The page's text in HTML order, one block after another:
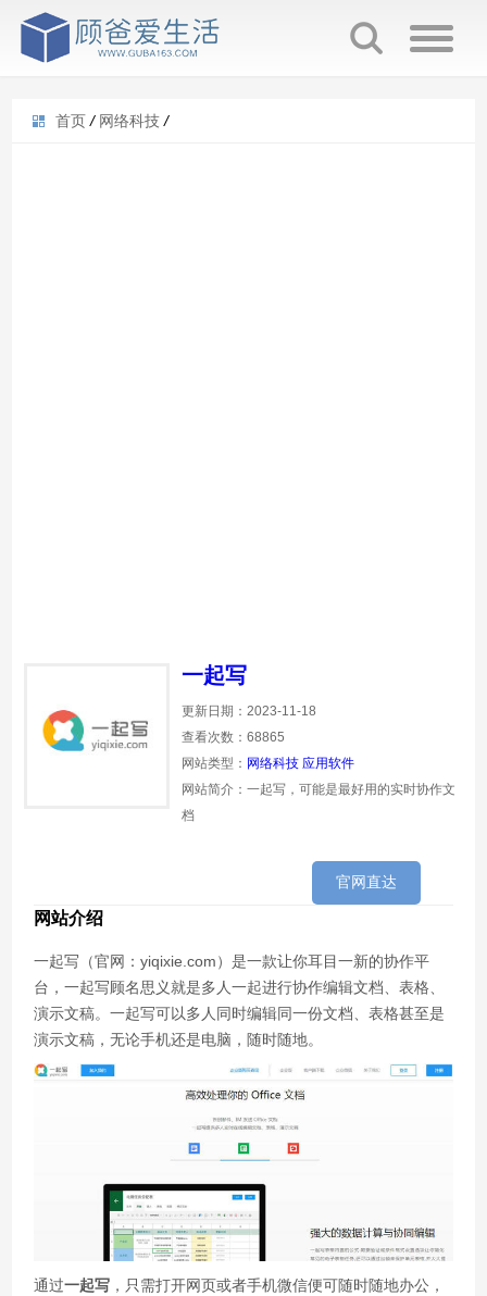
首页 / 网络科技 /
一起写
更新日期：2023-11-18
查看次数：68865
网站类型： 网络科技 应用软件
网站简介：一起写，可能是最好用的实时协作文
档
官网直达
网站介绍
一起写（官网：yiqixie.com）是一款让你耳目一新的协作平
台，一起写顾名思义就是多人一起进行协作编辑文档、表格、
演示文稿。一起写可以多人同时编辑同一份文档、表格甚至是
演示文稿，无论手机还是电脑，随时随地。
通过一起写 ，只需打开网页或者手机微信便可随时随地办公，